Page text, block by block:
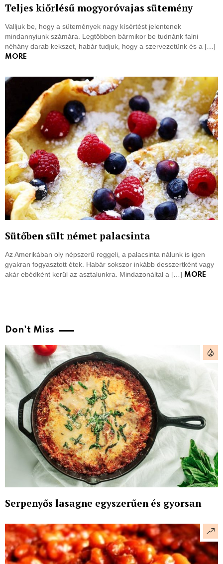
Teljes kiőrlésű mogyoróvajas sütemény
Valljuk be, hogy a sütemények nagy kísértést jelentenek
mindannyiunk számára. Legtöbben bármikor be tudnánk falni
néhány darab kekszet, habár tudjuk, hogy a szervezetünk és a […]
MORE
Sütőben sült német palacsinta
Az Amerikában oly népszerű reggeli, a palacsinta nálunk is igen
gyakran fogyasztott étek. Habár sokszor inkább desszertként vagy
akár ebédként kerül az asztalunkra. Mindazonáltal a […] MORE
Don't Miss
Serpenyős lasagne egyszerűen és gyorsan